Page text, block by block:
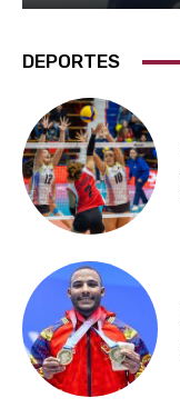
DEPORTES